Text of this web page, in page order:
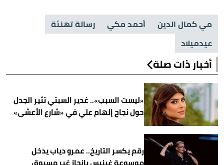
مي كمال الدين أحمد مكي
رسالة تهنئة
عيدميلاد
أخبار ذات صلة
«ليست السبب».. غدير السبتي تثير الجدل
حول نجاح إلهام علي في «شارع الأعشى»
رقم يكسر التاريخ.. عمرو دياب يدخل